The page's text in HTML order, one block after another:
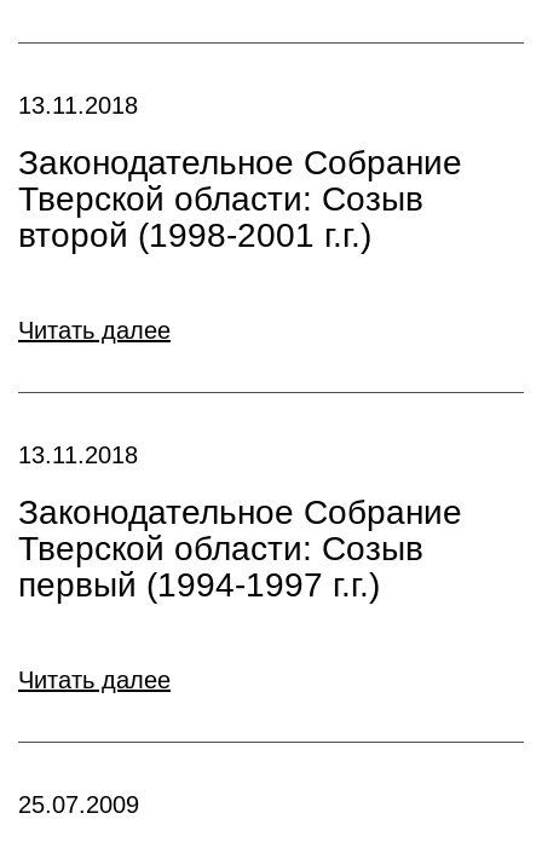
13.11.2018
Законодательное Собрание
Тверской области: Созыв
второй (1998-2001 г.г.)
Читать далее
13.11.2018
Законодательное Собрание
Тверской области: Созыв
первый (1994-1997 г.г.)
Читать далее
25.07.2009